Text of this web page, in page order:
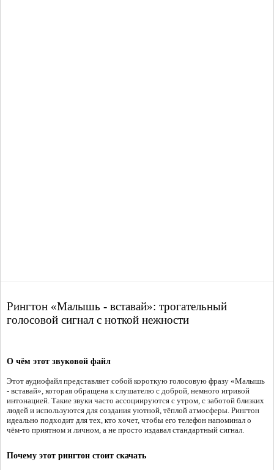
Рингтон «Малышь - вставай»: трогательный
голосовой сигнал с ноткой нежности
О чём этот звуковой файл
Этот аудиофайл представляет собой короткую голосовую фразу «Малышь
- вставай», которая обращена к слушателю с доброй, немного игривой
интонацией. Такие звуки часто ассоциируются с утром, с заботой близких
людей и используются для создания уютной, тёплой атмосферы. Рингтон
идеально подходит для тех, кто хочет, чтобы его телефон напоминал о
чём-то приятном и личном, а не просто издавал стандартный сигнал.
Почему этот рингтон стоит скачать